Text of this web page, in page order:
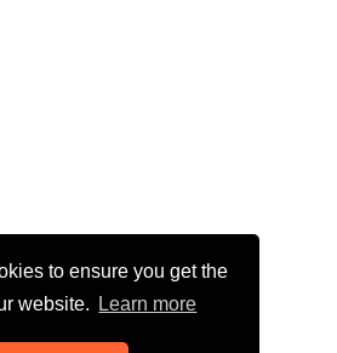
to ensure you get the
website.
Learn more